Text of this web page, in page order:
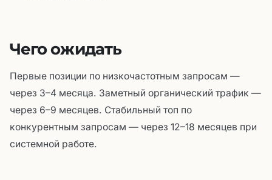
Чего ожидать
Первые позиции по низкочастотным запросам —
через 3–4 месяца. Заметный органический трафик —
через 6–9 месяцев. Стабильный топ по
конкурентным запросам — через 12–18 месяцев при
системной работе.